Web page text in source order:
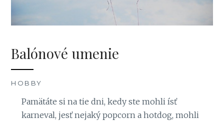
Balónové umenie
HOBBY
Pamätáte si na tie dni, kedy ste mohli ísť
karneval, jesť nejaký popcorn a hotdog, mohli